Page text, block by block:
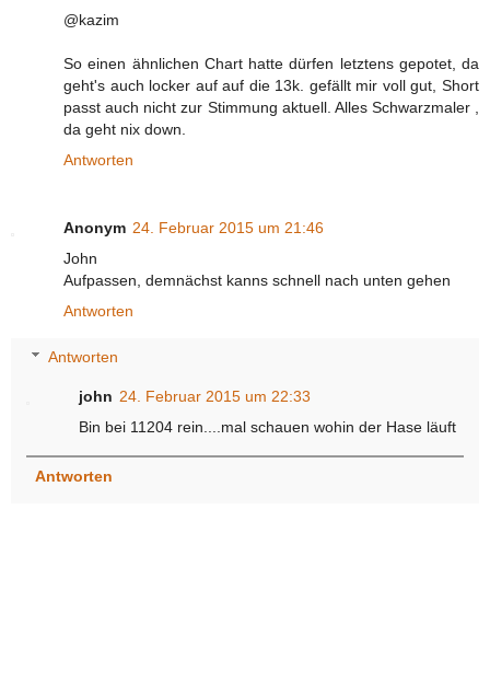
@kazim
So einen ähnlichen Chart hatte dürfen letztens gepotet, da
geht's auch locker auf auf die 13k. gefällt mir voll gut, Short
passt auch nicht zur Stimmung aktuell. Alles Schwarzmaler ,
da geht nix down.
Antworten
Anonym 24. Februar 2015 um 21:46
John
Aufpassen, demnächst kanns schnell nach unten gehen
Antworten
Antworten
john 24. Februar 2015 um 22:33
Bin bei 11204 rein....mal schauen wohin der Hase läuft
Antworten